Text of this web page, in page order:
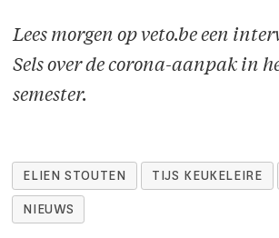
Lees morgen op veto.be een
Sels over de corona-aanpak in
semester.
ELIEN STOUTEN TIJS KEUKELEIRE
NIEUWS